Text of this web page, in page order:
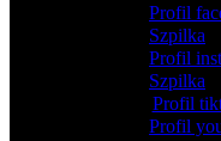
Profil
Szpilka
Profil
Szpilka
Profil
Profil